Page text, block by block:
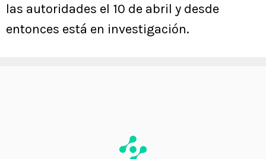
las autoridades el 10 de abril y desde
entonces está en investigación.